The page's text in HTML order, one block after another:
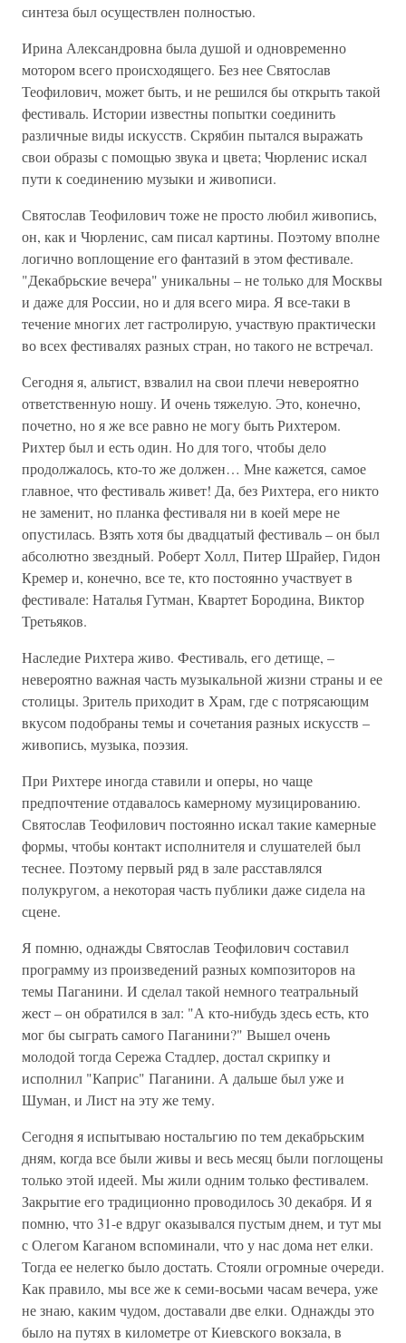
синтеза был осуществлен полностью.
Ирина Александровна была душой и одновременно
мотором всего происходящего. Без нее Святослав
Теофилович, может быть, и не решился бы открыть такой
фестиваль. Истории известны попытки соединить
различные виды искусств. Скрябин пытался выражать
свои образы с помощью звука и цвета; Чюрленис искал
пути к соединению музыки и живописи.
Святослав Теофилович тоже не просто любил живопись,
он, как и Чюрленис, сам писал картины. Поэтому вполне
логично воплощение его фантазий в этом фестивале.
"Декабрьские вечера" уникальны – не только для Москвы
и даже для России, но и для всего мира. Я все-таки в
течение многих лет гастролирую, участвую практически
во всех фестивалях разных стран, но такого не встречал.
Сегодня я, альтист, взвалил на свои плечи невероятно
ответственную ношу. И очень тяжелую. Это, конечно,
почетно, но я же все равно не могу быть Рихтером.
Рихтер был и есть один. Но для того, чтобы дело
продолжалось, кто-то же должен… Мне кажется, самое
главное, что фестиваль живет! Да, без Рихтера, его никто
не заменит, но планка фестиваля ни в коей мере не
опустилась. Взять хотя бы двадцатый фестиваль – он был
абсолютно звездный. Роберт Холл, Питер Шрайер, Гидон
Кремер и, конечно, все те, кто постоянно участвует в
фестивале: Наталья Гутман, Квартет Бородина, Виктор
Третьяков.
Наследие Рихтера живо. Фестиваль, его детище, –
невероятно важная часть музыкальной жизни страны и ее
столицы. Зритель приходит в Храм, где с потрясающим
вкусом подобраны темы и сочетания разных искусств –
живопись, музыка, поэзия.
При Рихтере иногда ставили и оперы, но чаще
предпочтение отдавалось камерному музицированию.
Святослав Теофилович постоянно искал такие камерные
формы, чтобы контакт исполнителя и слушателей был
теснее. Поэтому первый ряд в зале расставлялся
полукругом, а некоторая часть публики даже сидела на
сцене.
Я помню, однажды Святослав Теофилович составил
программу из произведений разных композиторов на
темы Паганини. И сделал такой немного театральный
жест – он обратился в зал: "А кто-нибудь здесь есть, кто
мог бы сыграть самого Паганини?" Вышел очень
молодой тогда Сережа Стадлер, достал скрипку и
исполнил "Каприс" Паганини. А дальше был уже и
Шуман, и Лист на эту же тему.
Сегодня я испытываю ностальгию по тем декабрьским
дням, когда все были живы и весь месяц были поглощены
только этой идеей. Мы жили одним только фестивалем.
Закрытие его традиционно проводилось 30 декабря. И я
помню, что 31-е вдруг оказывался пустым днем, и тут мы
с Олегом Каганом вспоминали, что у нас дома нет елки.
Тогда ее нелегко было достать. Стояли огромные очереди.
Как правило, мы все же к семи-восьми часам вечера, уже
не знаю, каким чудом, доставали две елки. Однажды это
было на путях в километре от Киевского вокзала, в